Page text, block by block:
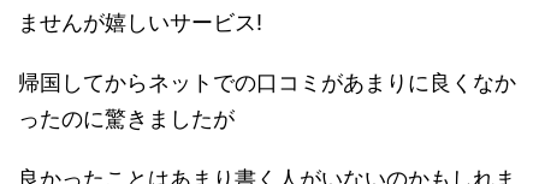
ませんが嬉しいサービス!
帰国してからネットでの口コミがあまりに良くなか
ったのに驚きましたが
良かったことはあまり書く人がいないのかもしれま